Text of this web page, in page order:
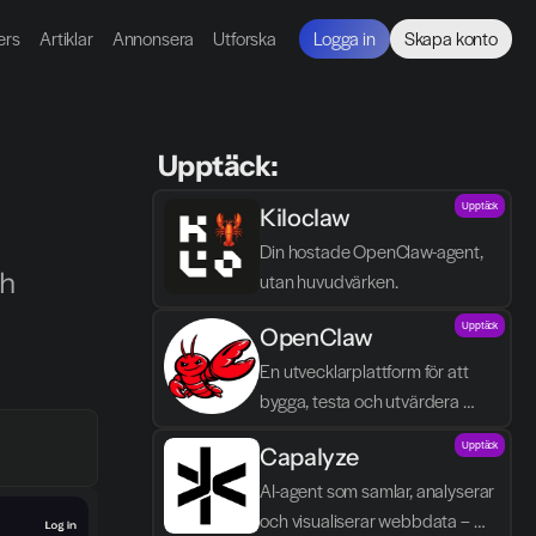
Artiklar Annonsera Utforska Logga in Skapa konto
Upptäck:
Kiloclaw
Din hostade OpenClaw-agent,
utan huvudvärken.
Upptäck
OpenClaw
En utvecklarplattform för att
bygga, testa och utvärdera
autonoma AI-agenter med fokus
på kontroll och agent-logik.
Upptäck
Capalyze
AI-agent som samlar, analyserar
och visualiserar webbdata –
Upptäck